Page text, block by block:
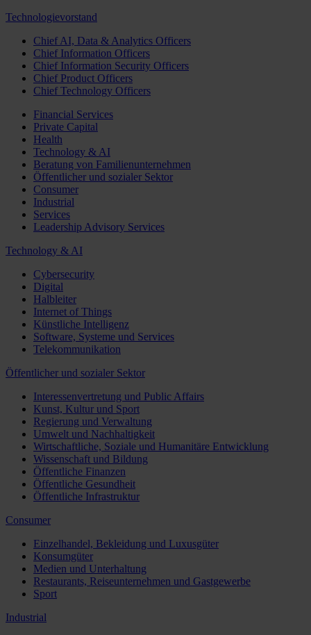
Technologievorstand
Chief AI, Data & Analytics Officers
Chief Information Officers
Chief Information Security Officers
Chief Product Officers
Chief Technology Officers
Financial Services
Private Capital
Health
Technology & AI
Beratung von Familienunternehmen
Öffentlicher und sozialer Sektor
Consumer
Industrial
Services
Leadership Advisory Services
Technology & AI
Cybersecurity
Digital
Halbleiter
Internet of Things
Künstliche Intelligenz
Software, Systeme und Services
Telekommunikation
Öffentlicher und sozialer Sektor
Interessenvertretung und Public Affairs
Kunst, Kultur und Sport
Regierung und Verwaltung
Umwelt und Nachhaltigkeit
Wirtschaftliche, Soziale und Humanitäre Entwicklung
Wissenschaft und Bildung
Öffentliche Finanzen
Öffentliche Gesundheit
Öffentliche Infrastruktur
Consumer
Einzelhandel, Bekleidung und Luxusgüter
Konsumgüter
Medien und Unterhaltung
Restaurants, Reiseunternehmen und Gastgewerbe
Sport
Industrial